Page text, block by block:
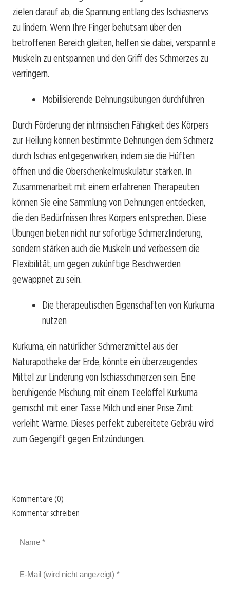
zielen darauf ab, die Spannung entlang des Ischiasnervs
zu lindern. Wenn Ihre Finger behutsam über den
betroffenen Bereich gleiten, helfen sie dabei, verspannte
Muskeln zu entspannen und den Griff des Schmerzes zu
verringern.
Mobilisierende Dehnungsübungen durchführen
Durch Förderung der intrinsischen Fähigkeit des Körpers
zur Heilung können bestimmte Dehnungen dem Schmerz
durch Ischias entgegenwirken, indem sie die Hüften
öffnen und die Oberschenkelmuskulatur stärken. In
Zusammenarbeit mit einem erfahrenen Therapeuten
können Sie eine Sammlung von Dehnungen entdecken,
die den Bedürfnissen Ihres Körpers entsprechen. Diese
Übungen bieten nicht nur sofortige Schmerzlinderung,
sondern stärken auch die Muskeln und verbessern die
Flexibilität, um gegen zukünftige Beschwerden
gewappnet zu sein.
Die therapeutischen Eigenschaften von Kurkuma
nutzen
Kurkuma, ein natürlicher Schmerzmittel aus der
Naturapotheke der Erde, könnte ein überzeugendes
Mittel zur Linderung von Ischiasschmerzen sein. Eine
beruhigende Mischung, mit einem Teelöffel Kurkuma
gemischt mit einer Tasse Milch und einer Prise Zimt
verleiht Wärme. Dieses perfekt zubereitete Gebräu wird
zum Gegengift gegen Entzündungen.
Kommentare (0)
Kommentar schreiben